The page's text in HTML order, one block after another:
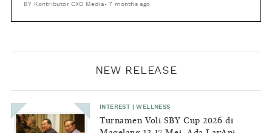
BY Kontributor CXO Media •7 months ago
NEW RELEASE
INTEREST |WELLNESS
Turnamen Voli SBY Cup 2026 di